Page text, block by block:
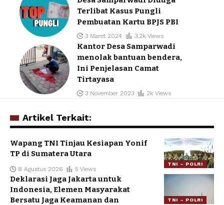
Terlibat Kasus Pungli
Pembuatan Kartu BPJS PBI
3 Maret 2024 3.2k Views
Kantor Desa Samparwadi
menolak bantuan bendera,
Ini Penjelasan Camat
Tirtayasa
3 November 2023 2k Views
Artikel Terkait:
TNI – POLRI
Wapang TNI Tinjau Kesiapan Yonif
TP di Sumatera Utara
8 Agustus 2026 5 Views
TNI – POLRI
Deklarasi Jaga Jakarta untuk
Indonesia, Elemen Masyarakat
Bersatu Jaga Keamanan dan